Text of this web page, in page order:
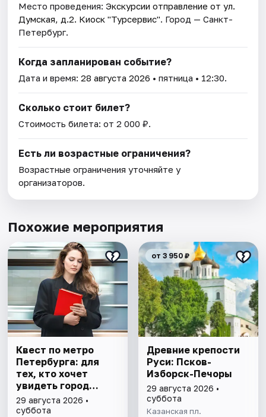
Место проведения:Экскурсии отправление от ул.
Думская, д.2. Киоск "Турсервис". Город — Санкт-
Петербург.
Когда запланирован событие?
Дата и время:28 августа 2026 • пятница • 12:30.
Сколько стоит билет?
Стоимость билета: от 2 000 ₽.
Есть ли возрастные ограничения?
Возрастные ограничения уточняйте у
организаторов.
Похожие мероприятия
Квест по метро
Петербурга: для
тех, кто хочет
увидеть город
иначе
29 августа 2026 •
суббота
от 3 950 ₽
Древние крепости
Руси: Псков-
Изборск-Печоры
29 августа 2026 •
суббота
Казанская пл.